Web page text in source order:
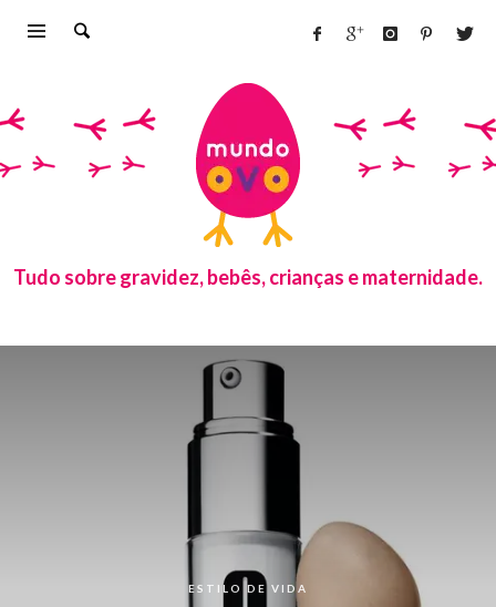
Tudo sobre gravidez, bebês, crianças e maternidade.
ESTILO DE VIDA